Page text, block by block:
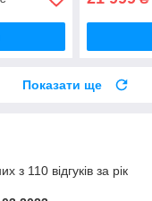
Показати ще
з 110 відгуків за рік